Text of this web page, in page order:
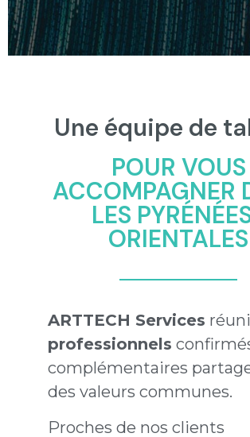
Une équipe de
POUR VOUS
ACCOMPAGNER
LES
ORIENTALES
ARTTECH Services
professionnels
complémentaires
des valeurs communes.
Proches de nos clients